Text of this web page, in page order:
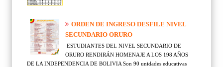
ORDEN DE INGRESO DESFILE NIVEL
SECUNDARIO ORURO
ESTUDIANTES DEL NIVEL SECUNDARIO DE
ORURO RENDIRÁN HOMENAJE A LOS 198 AÑOS
DE LA INDEPENDENCIA DE BOLIVIA Son 90 unidades educativas